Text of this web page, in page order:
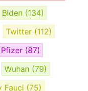
Biden (134)
Twitter (112)
Pfizer (87)
Wuhan (79)
Fauci (75)